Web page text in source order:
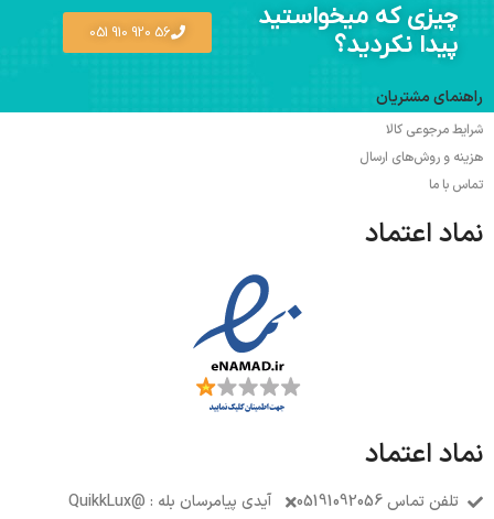
چیزی که میخواستید
پیدا نکردید؟
56 920 910 051
راهنمای مشتریان
شرایط مرجوعی کالا
هزینه و روش‌های ارسال
تماس با ما
نماد اعتماد
نماد اعتماد
تلفن تماس 05191092056 آیدی پیامرسان بله : @QuikkLux